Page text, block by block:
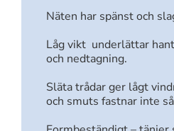
Näten har spänst och
Låg vikt underlättar
och nedtagning.
Släta trådar ger lågt
och smuts fastnar inte